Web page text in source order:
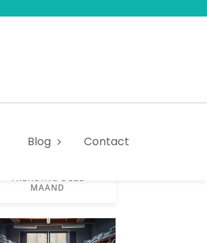
Blog Contact
TRENDING DEZE
MAAND